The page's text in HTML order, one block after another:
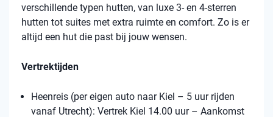
verschillende typen hutten, van luxe 3- en 4-sterren
hutten tot suites met extra ruimte en comfort. Zo is er
altijd een hut die past bij jouw wensen.
Vertrektijden
Heenreis (per eigen auto naar Kiel – 5 uur rijden
vanaf Utrecht): Vertrek Kiel 14.00 uur – Aankomst